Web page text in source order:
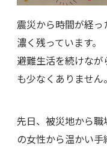
震災から時間が経
濃く残っています。
避難生活を続けな
も少なくありません。
先日、被災地から
の女性から温かい手